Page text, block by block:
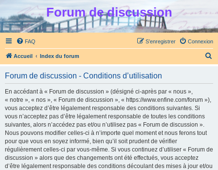
Forum de discussion
FAQ Connexion
S’enregistrer
Accueil Index du forum
Forum de discussion - Conditions d’utilisation
En accédant à « Forum de discussion » (désigné ci-après par « nous »,
« notre », « nos », « Forum de discussion », « https://www.enfine.com/forum »),
vous acceptez d’être légalement responsable des conditions suivantes. Si
vous n’acceptez pas d’être légalement responsable de toutes les conditions
suivantes, alors n’accédez pas et/ou n’utilisez pas « Forum de discussion ».
Nous pouvons modifier celles-ci à n’importe quel moment et nous ferons tout
pour que vous en soyez informé, bien qu’il soit prudent de vérifier
régulièrement celles-ci par vous-même. Si vous continuez d’utiliser « Forum de
discussion » alors que des changements ont été effectués, vous acceptez
d’être légalement responsable des conditions découlant des mises à jour et/ou